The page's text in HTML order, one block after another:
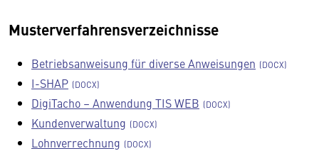
Musterverfahrensverzeichnisse
Betriebsanweisung für diverse Anweisungen
I-SHAP
DigiTacho – Anwendung TIS WEB
Kundenverwaltung
Lohnverrechnung